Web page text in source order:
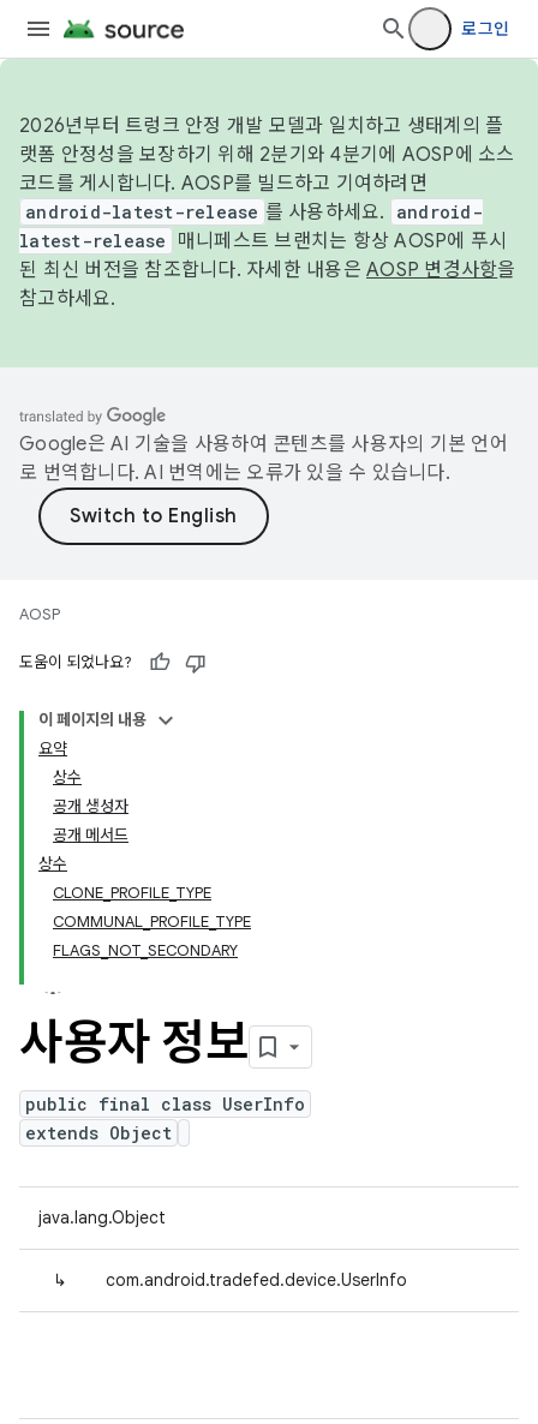
로그인
2026년부터 트렁크 안정 개발 모델과 일치하고 생태계의 플
랫폼 안정성을 보장하기 위해 2분기와 4분기에 AOSP에 소스
코드를 게시합니다. AOSP를 빌드하고 기여하려면
android-latest-release 를 사용하세요.
android-
latest-release
매니페스트 브랜치는 항상 AOSP에 푸시
된 최신 버전을 참조합니다. 자세한 내용은 AOSP 변경사항을
참고하세요.
Google은 AI 기술을 사용하여 콘텐츠를 사용자의 기본 언어
로 번역합니다. AI 번역에는 오류가 있을 수 있습니다.
AOSP
도움이 되었나요?
이 페이지의 내용
요약
상수
공개 생성자
공개 메서드
상수
CLONE_PROFILE_TYPE
COMMUNAL_PROFILE_TYPE
FLAGS_NOT_SECONDARY
사용자 정보
public final class UserInfo
extends Object
java.lang.Object
↳ com.android.tradefed.device.UserInfo